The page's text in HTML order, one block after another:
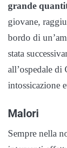
grande
giovane,
bordo di
stata
all’ospedale
intossicazione
Malori
Sempre nella